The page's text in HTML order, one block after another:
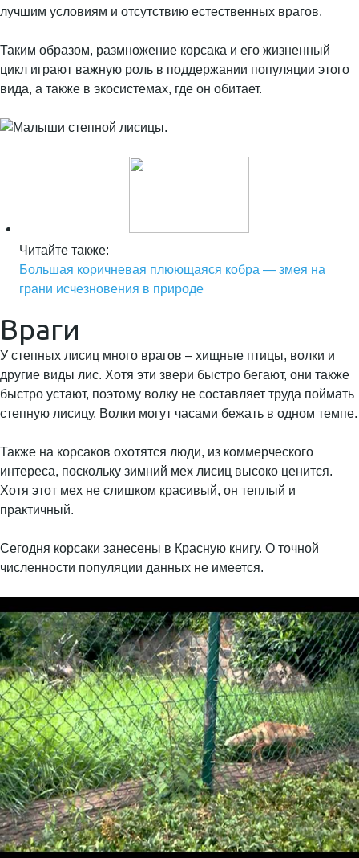
лучшим условиям и отсутствию естественных врагов.
Таким образом, размножение корсака и его жизненный
цикл играют важную роль в поддержании популяции этого
вида, а также в экосистемах, где он обитает.
Читайте также:
Большая коричневая плюющаяся кобра — змея на
грани исчезновения в природе
Враги
У степных лисиц много врагов – хищные птицы, волки и
другие виды лис. Хотя эти звери быстро бегают, они также
быстро устают, поэтому волку не составляет труда поймать
степную лисицу. Волки могут часами бежать в одном темпе.
Также на корсаков охотятся люди, из коммерческого
интереса, поскольку зимний мех лисиц высоко ценится.
Хотя этот мех не слишком красивый, он теплый и
практичный.
Сегодня корсаки занесены в Красную книгу. О точной
численности популяции данных не имеется.